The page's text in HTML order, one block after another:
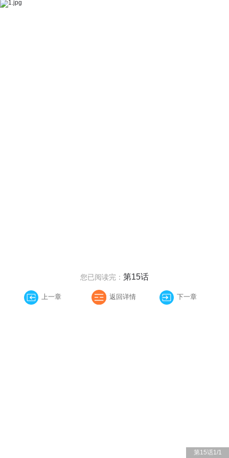
第15话1/1
您已阅读完： 第15话
上一章 返回详情 下一章